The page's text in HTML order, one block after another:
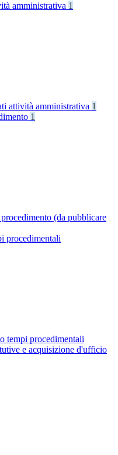
amministrativa 1
attività amministrativa 1
1
(da pubblicare
procedimentali
tempi procedimentali
e acquisizione d'ufficio